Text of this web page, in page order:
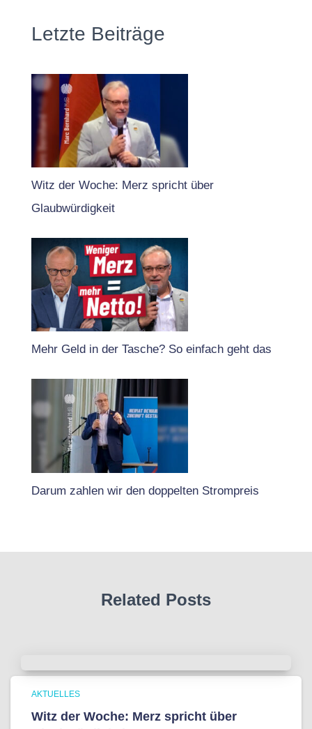
Letzte Beiträge
Witz der Woche: Merz spricht über
Glaubwürdigkeit
Mehr Geld in der Tasche? So einfach geht das
Darum zahlen wir den doppelten Strompreis
Related Posts
AKTUELLES
Witz der Woche: Merz spricht über